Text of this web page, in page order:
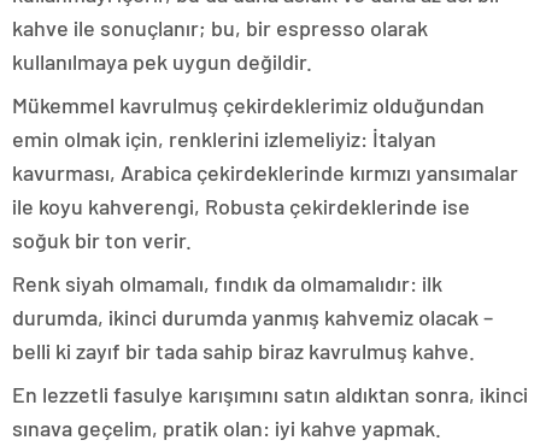
kahve ile sonuçlanır; bu, bir espresso olarak
kullanılmaya pek uygun değildir.
Mükemmel kavrulmuş çekirdeklerimiz olduğundan
emin olmak için, renklerini izlemeliyiz: İtalyan
kavurması, Arabica çekirdeklerinde kırmızı yansımalar
ile koyu kahverengi, Robusta çekirdeklerinde ise
soğuk bir ton verir.
Renk siyah olmamalı, fındık da olmamalıdır: ilk
durumda, ikinci durumda yanmış kahvemiz olacak –
belli ki zayıf bir tada sahip biraz kavrulmuş kahve.
En lezzetli fasulye karışımını satın aldıktan sonra, ikinci
sınava geçelim, pratik olan: iyi kahve yapmak.